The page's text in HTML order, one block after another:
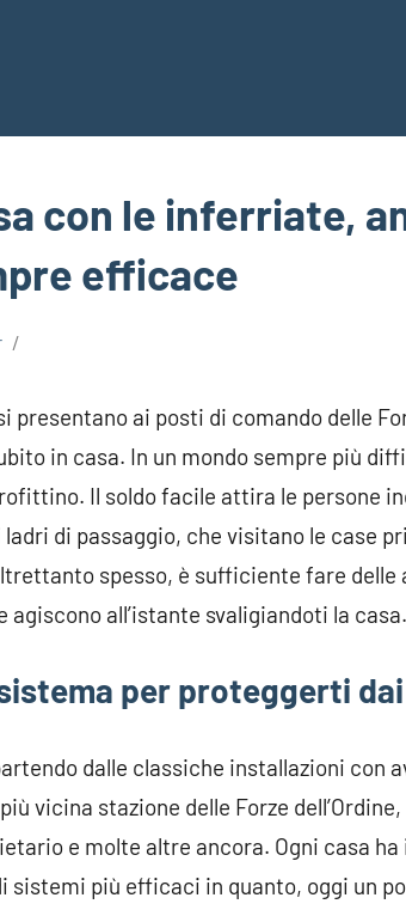
con le inferriate,
efficace
presentano ai posti di comando delle
in casa. In un mondo sempre più
Il soldo facile attira le persone
di passaggio, che visitano le case
spesso, è sufficiente fare delle
all’istante svaligiandoti la casa.
per proteggerti
dalle classiche installazioni con
vicina stazione delle Forze
e molte altre ancora. Ogni casa ha
sistemi più efficaci in quanto, oggi un